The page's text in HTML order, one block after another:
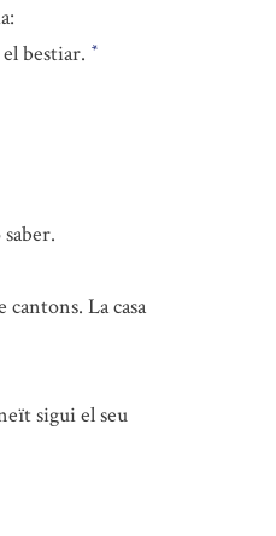
bestiar. *
La casa
sigui el seu